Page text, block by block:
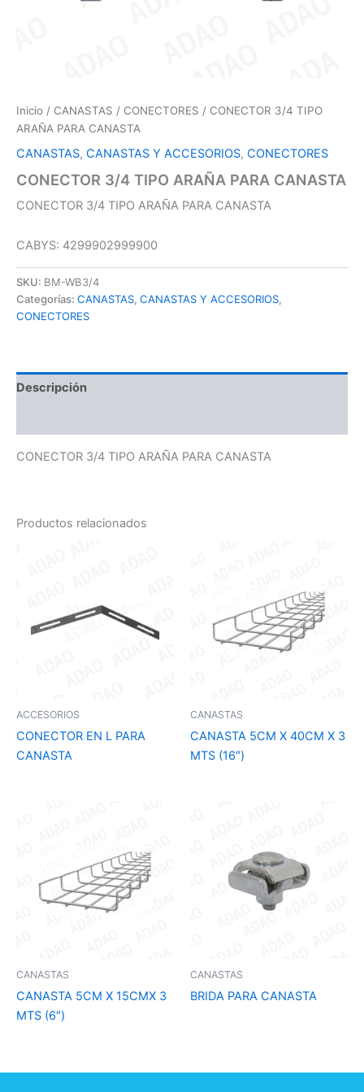
Inicio / CANASTAS / CONECTORES / CONECTOR 3/4 TIPO
ARAÑA PARA CANASTA
CANASTAS, CANASTAS Y ACCESORIOS, CONECTORES
CONECTOR 3/4 TIPO ARAÑA PARA CANASTA
CONECTOR 3/4 TIPO ARAÑA PARA CANASTA
CABYS: 4299902999900
SKU: BM-WB3/4
Categorías: CANASTAS, CANASTAS Y ACCESORIOS,
CONECTORES
Descripción
CONECTOR 3/4 TIPO ARAÑA PARA CANASTA
Productos relacionados
ACCESORIOS
CONECTOR EN L PARA
CANASTA
CANASTAS
CANASTA 5CM X 40CM X 3
MTS (16″)
CANASTAS
CANASTA 5CM X 15CMX 3
MTS (6″)
CANASTAS
BRIDA PARA CANASTA